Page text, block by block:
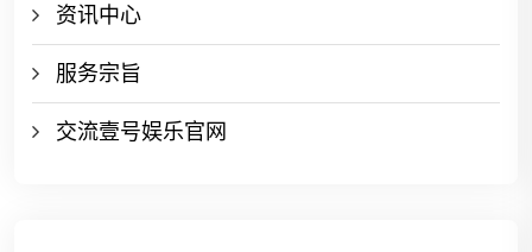
资讯中心
服务宗旨
交流壹号娱乐官网